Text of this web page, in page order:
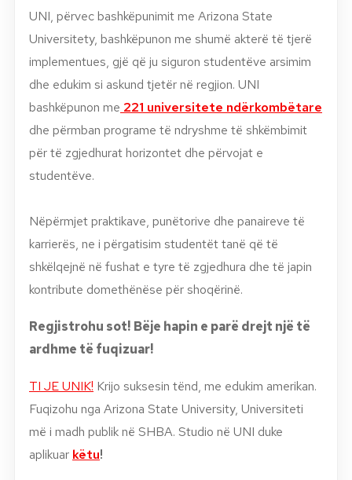
UNI, përvec bashkëpunimit me Arizona State
Universitety, bashkëpunon me shumë akterë të tjerë
implementues, gjë që ju siguron studentëve arsimim
dhe edukim si askund tjetër në regjion. UNI
bashkëpunon me 221 universitete ndërkombëtare
dhe përmban programe të ndryshme të shkëmbimit
për të zgjedhurat horizontet dhe përvojat e
studentëve.
Nëpërmjet praktikave, punëtorive dhe panaireve të
karrierës, ne i përgatisim studentët tanë që të
shkëlqejnë në fushat e tyre të zgjedhura dhe të japin
kontribute domethënëse për shoqërinë.
Regjistrohu sot! Bëje hapin e parë drejt një të
ardhme të fuqizuar!
TI JE UNIK! Krijo suksesin tënd, me edukim amerikan.
Fuqizohu nga Arizona State University, Universiteti
më i madh publik në SHBA. Studio në UNI duke
aplikuar këtu!